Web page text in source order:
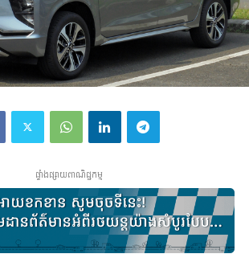
ផ្ទាំងផ្សាយពាណិជ្ជកម្ម